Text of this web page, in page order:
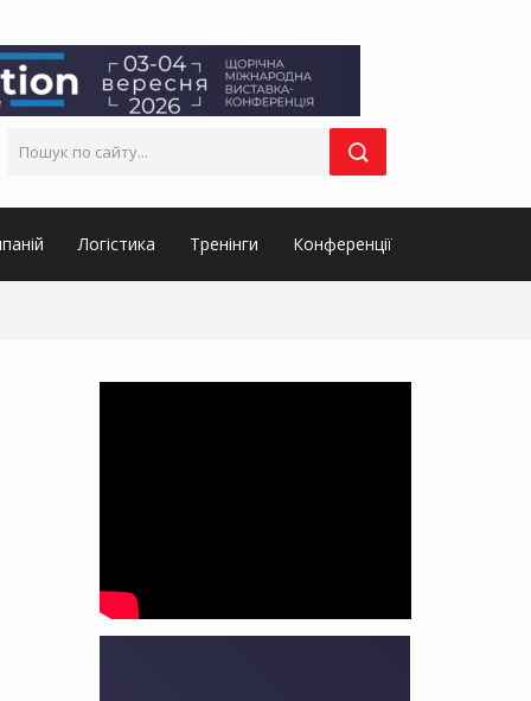
Логістика Тренінги Конференції